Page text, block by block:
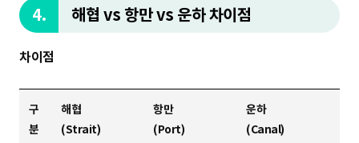
4. 해협 vs 항만 vs 운하 차이점
차이점
구
분
해협
(Strait)
항만
(Port)
운하
(Canal)